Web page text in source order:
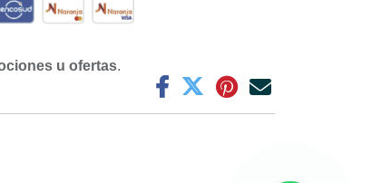
u ofertas.